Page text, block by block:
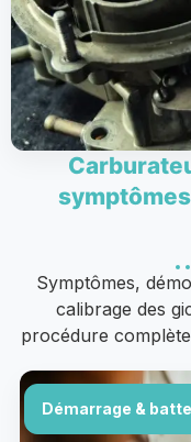
Symptômes,
calibrage des
procédure
Démarrage &